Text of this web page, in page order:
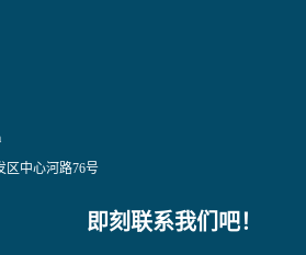
区中心河路76号
即刻联系我们吧！